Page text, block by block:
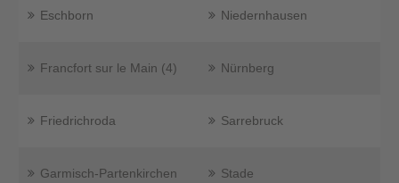
Eschborn
Francfort sur le Main (4)
Friedrichroda
Garmisch-Partenkirchen
Niedernhausen
Nürnberg
Sarrebruck
Stade